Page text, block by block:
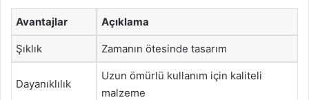
Avantajlar Açıklama
Şıklık Zamanın ötesinde tasarım
Dayanıklılık
Uzun ömürlü kullanım için kaliteli
malzeme